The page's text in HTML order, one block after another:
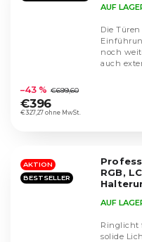
durchschnittliche
Produktbewertung
ist
Sternen.
AUF
€327,27 ohne MwSt.
–43 % €699,60
€396
Die
noch
auch
AKTION
BESTSELLER
RGB,
3200-
AUF
Ringlicht
solide